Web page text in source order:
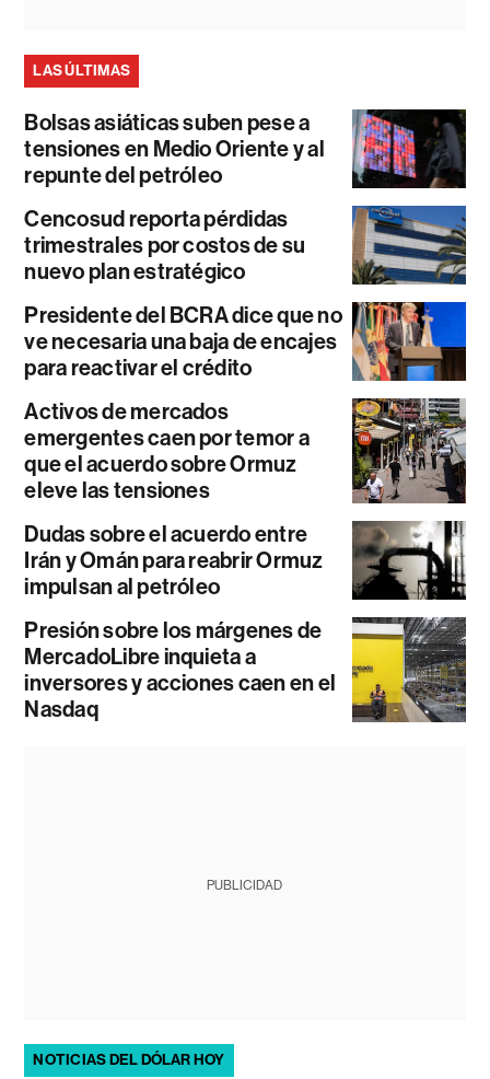
LAS ÚLTIMAS
Bolsas asiáticas suben pese a
tensiones en Medio Oriente y al
repunte del petróleo
Cencosud reporta pérdidas
trimestrales por costos de su
nuevo plan estratégico
Presidente del BCRA dice que no
ve necesaria una baja de encajes
para reactivar el crédito
Activos de mercados
emergentes caen por temor a
que el acuerdo sobre Ormuz
eleve las tensiones
Dudas sobre el acuerdo entre
Irán y Omán para reabrir Ormuz
impulsan al petróleo
Presión sobre los márgenes de
MercadoLibre inquieta a
inversores y acciones caen en el
Nasdaq
PUBLICIDAD
NOTICIAS DEL DÓLAR HOY